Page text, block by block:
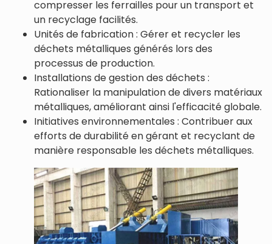
compresser les ferrailles pour un transport et
un recyclage facilités.
Unités de fabrication : Gérer et recycler les
déchets métalliques générés lors des
processus de production.
Installations de gestion des déchets :
Rationaliser la manipulation de divers matériaux
métalliques, améliorant ainsi l'efficacité globale.
Initiatives environnementales : Contribuer aux
efforts de durabilité en gérant et recyclant de
manière responsable les déchets métalliques.